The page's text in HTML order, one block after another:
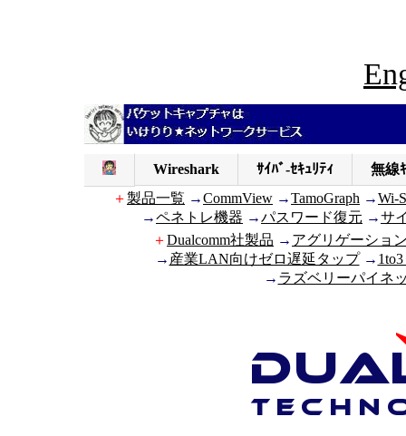
Wireshark ｻｲﾊﾞ-ｾｷｭﾘﾃｨ
無線
＋製品一覧 →CommView →TamoGraph →Wi-
→ペネトレ機器 →パスワード復元 →サ
＋Dualcomm社製品 → アグリゲーショ
→ 産業LAN向けゼロ遅延タップ→
→ ラズベリーパイネ